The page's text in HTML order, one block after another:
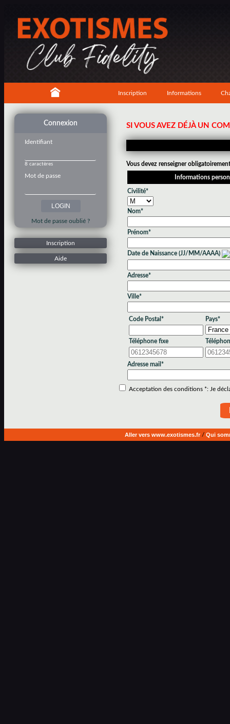
Inscription Informations
Connexion
Identifiant
8 caractères
Mot de passe
Mot de passe oublié ?
Inscription
Aide
SI VOUS AVEZ DÉJÀ UN
Vous devez renseigner
Informations
Civilité*
Nom*
Prénom*
Date de Naissance (JJ/MM/AAAA)
Adresse*
Ville*
Code Postal* Pays*
Téléphone fixe
Adresse mail*
Acceptation des conditions *: Je
Aller vers www.exotismes.fr/ Qui